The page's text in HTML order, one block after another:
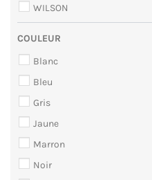
WILSON
COULEUR
Blanc
Bleu
Gris
Jaune
Marron
Noir